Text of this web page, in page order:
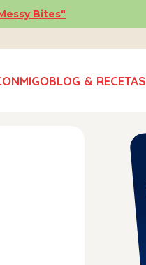
Bites"
a enfrentar el
de alimentar a sus
con amor!
BLOG & RECETAS